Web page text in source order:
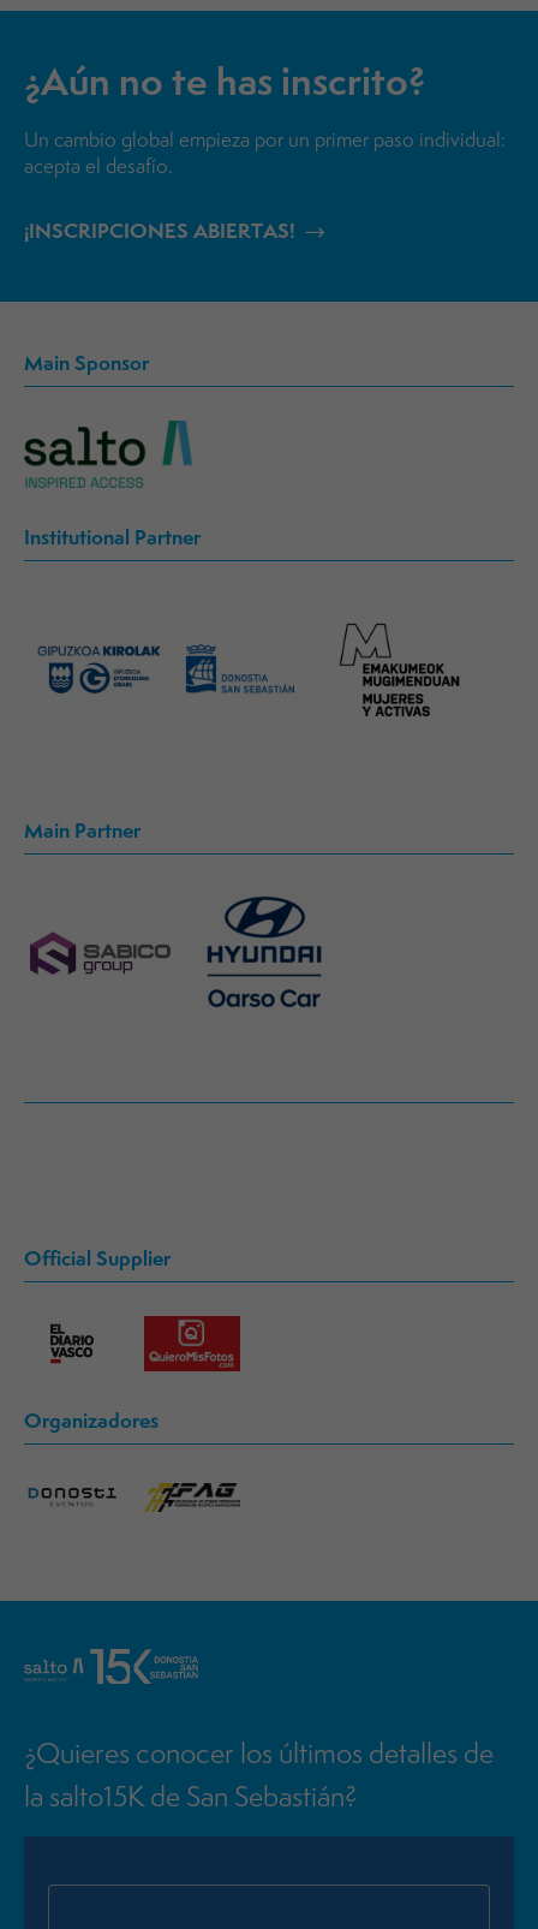
¿Aún no te has inscrito?
Un cambio global empieza por un primer paso individual:
acepta el desafío.
¡INSCRIPCIONES ABIERTAS!
Main Sponsor
Institutional Partner
Main Partner
Official Supplier
Organizadores
¿Quieres conocer los últimos detalles de
la salto15K de San Sebastián?